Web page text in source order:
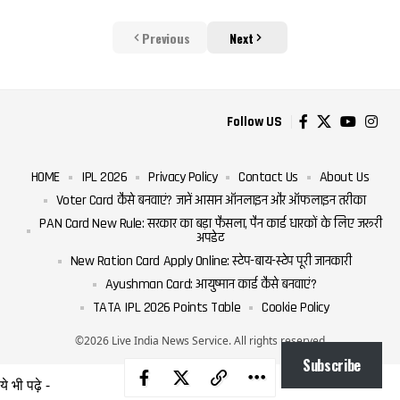
Previous Next
Follow US
©2026 Live India News Service. All rights reserved
HOME IPL 2026 Privacy Policy Contact Us
About Us
Voter Card कैसे बनवाएं? जानें आसान ऑनलाइन और ऑफलाइन तरीका
PAN Card New Rule: सरकार का बड़ा फैसला, पैन कार्ड धारकों के लिए जरूरी
अपडेट
New Ration Card Apply Online: स्टेप-बाय-स्टेप पूरी जानकारी
Ayushman Card: आयुष्मान कार्ड कैसे बनवाएं?
TATA IPL 2026 Points Table
Cookie Policy
ये भी पढ़े -
Subscribe